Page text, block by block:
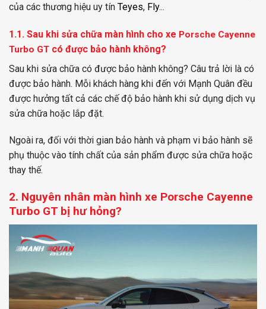
của các thương hiệu uy tín Teyes, Fly...
1.1. Sau khi sửa chữa màn hình cho xe Porsche Cayenne
Turbo GT có được bảo hành không?
Sau khi sửa chữa có được bảo hành không? Câu trả lời là có
được bảo hành. Mỗi khách hàng khi đến với Mạnh Quân đều
được hưởng tất cả các chế độ bảo hành khi sử dụng dịch vụ
sửa chữa hoặc lắp đặt.
Ngoài ra, đối với thời gian bảo hành và phạm vi bảo hành sẽ
phụ thuộc vào tính chất của sản phẩm được sửa chữa hoặc
thay thế.
2. Nguyên nhân màn hình xe Porsche Cayenne
Turbo GT bị hư hỏng?